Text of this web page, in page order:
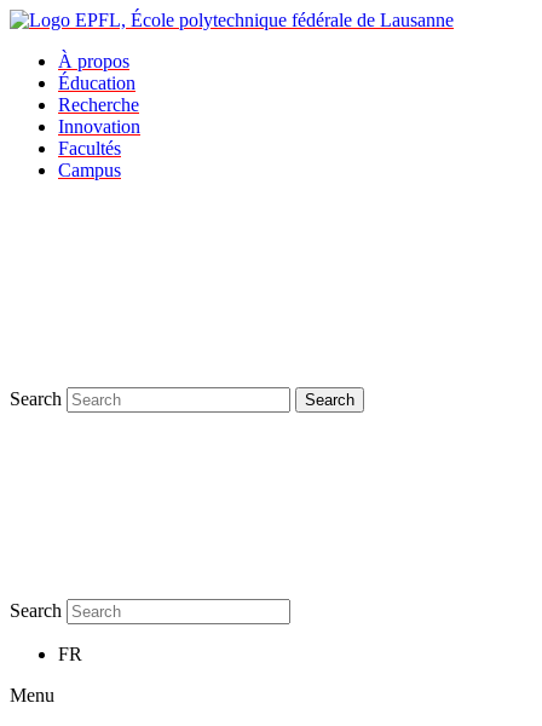
À propos
Éducation
Recherche
Innovation
Facultés
Campus
Search Search
Search
FR
Menu